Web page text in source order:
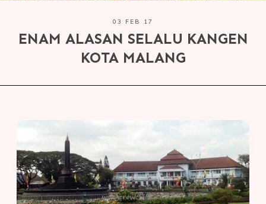
03 FEB 17
ENAM ALASAN SELALU KANGEN
KOTA MALANG